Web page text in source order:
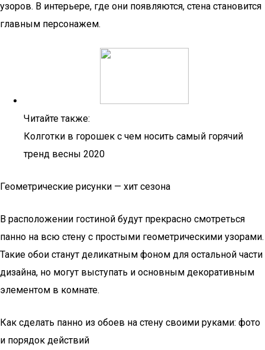
узоров. В интерьере, где они появляются, стена становится
главным персонажем.
Читайте также:
Колготки в горошек с чем носить самый горячий
тренд весны 2020
Геометрические рисунки — хит сезона
В расположении гостиной будут прекрасно смотреться
панно на всю стену с простыми геометрическими узорами.
Такие обои станут деликатным фоном для остальной части
дизайна, но могут выступать и основным декоративным
элементом в комнате.
Как сделать панно из обоев на стену своими руками: фото
и порядок действий